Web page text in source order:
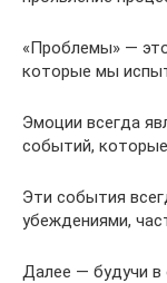
«Проблемы» —
которые мы
Эмоции всегда
событий,
Эти события
убеждениями,
Далее — будучи в